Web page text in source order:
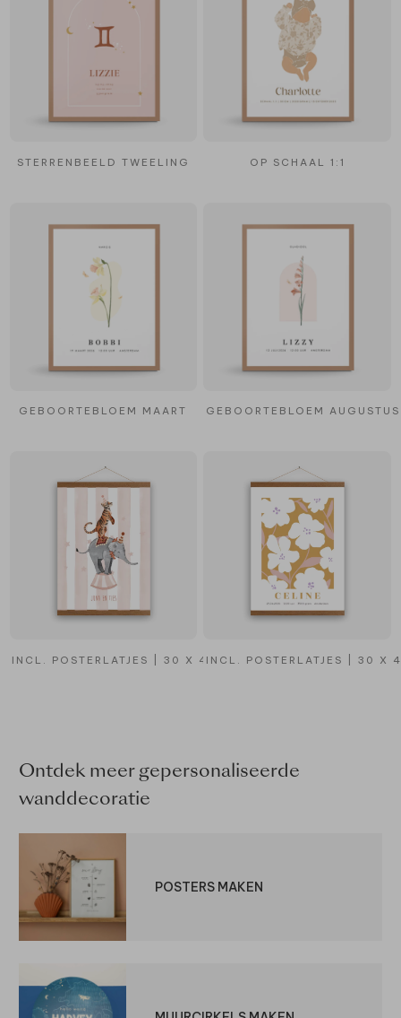
STERRENBEELD TWEELING OP SCHAAL 1:1
GEBOORTEBLOEM MAART GEBOORTEBLOEM AUGUSTUS
INCL. POSTERLATJES | 30 X 40 CMINCL. POSTERLATJES | 30 X
Ontdek meer gepersonaliseerde
wanddecoratie
POSTERS MAKEN